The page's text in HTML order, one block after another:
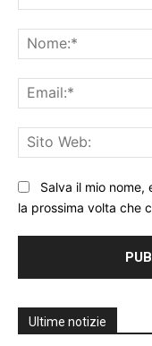
Salva il mio
la prossima volta che
Ultime notizie